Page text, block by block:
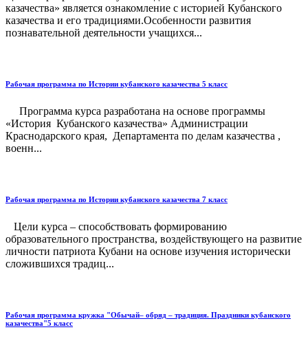
казачества» является ознакомление с историей Кубанского
казачества и его традициями.Особенности развития
познавательной деятельности учащихся...
Рабочая программа по Истории кубанского казачества 5 класс
Программа курса разработана на основе программы
«История Кубанского казачества» Администрации
Краснодарского края, Департамента по делам казачества ,
военн...
Рабочая программа по Истории кубанского казачества 7 класс
Цели курса – способствовать формированию
образовательного пространства, воздействующего на развитие
личности патриота Кубани на основе изучения исторически
сложившихся традиц...
Рабочая программа кружка "Обычай– обряд – традиция. Праздники кубанского
казачества"5 класс